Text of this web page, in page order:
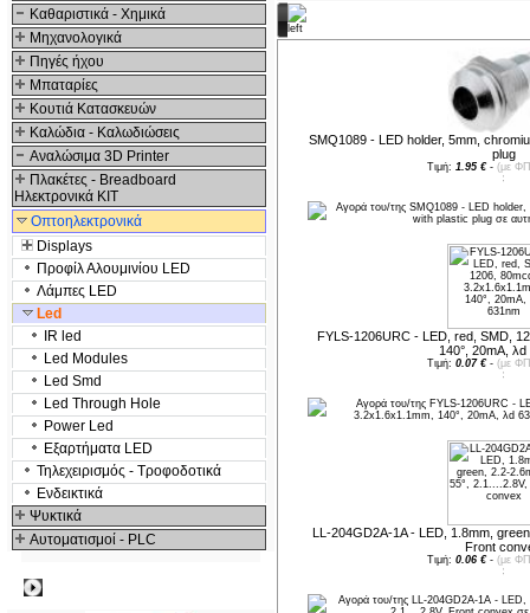
Καθαριστικά - Χημικά
Μηχανολογικά
Πηγές ήχου
Μπαταρίες
Κουτιά Κατασκευών
Καλώδια - Καλωδιώσεις
Αναλώσιμα 3D Printer
Πλακέτες - Breadboard
Ηλεκτρονικά ΚΙΤ
Οπτοηλεκτρονικά
Displays
Προφίλ Αλουμινίου LED
Λάμπες LED
Led
IR led
Led Modules
Led Smd
Led Through Hole
Power Led
Εξαρτήματα LED
Τηλεχειρισμός - Τροφοδοτικά
Ενδεικτικά
Ψυκτικά
Αυτοματισμοί - PLC
SMQ1089 - LED holder, 5mm,
plug
Τιμή: 1.95 €- (με
FYLS-1206URC - LED, red, SMD,
140°, 20mA, λd
Τιμή: 0.07 €- (με
LL-204GD2A-1A - LED, 1.8mm,
Front
Τιμή: 0.06 €- (με